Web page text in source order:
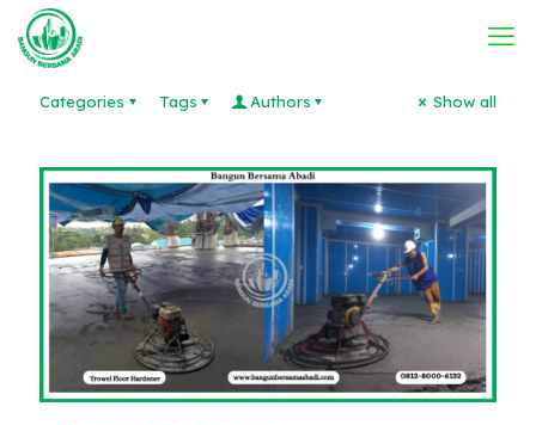
Categories Tags Authors Show all